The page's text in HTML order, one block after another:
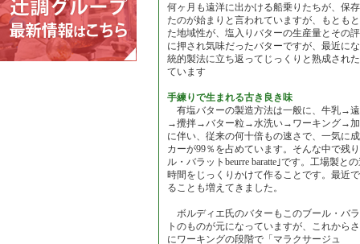
何ヶ月も遠洋に出かける船乗りたちが、保
たのが始まりと言われていますが、もとも
た地域性が、塩入りバターの生産量とその
に押され気味だったバターですが、最近に
統的製法に立ち返ってじっくりと熟成され
ています
手練りで生まれる古き良き味
有塩バターの製造方法は一般に、牛乳→
→攪拌→バター粒→水洗い→ワーキング→加
に伴い、従来の何十倍もの速さで、一気に
カーが99％を占めています。そんな中で残
ル・バラットbeurre baratte｣です。工場製と
時間をじっくりかけて作ることです。最近
ることも増えてきました。
ボルディエ氏のバターもこのブール・バ
トのものが元になっていますが、これから
にワーキングの段階で「マラクサージュ